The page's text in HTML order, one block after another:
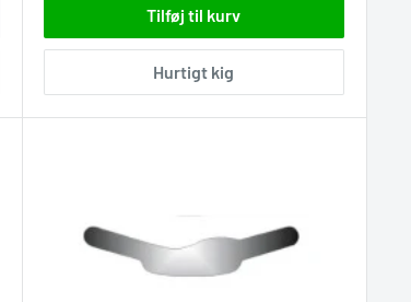
Tilføj til kurv
Hurtigt kig